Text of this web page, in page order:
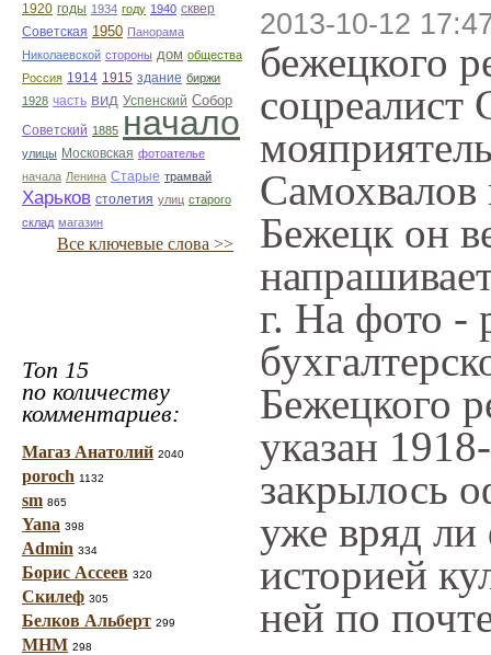
1920 годы 1934 году 1940 сквер
Советская 1950 Панорама
Николаевской стороны дом общества
Россия 1914 1915 здание биржи
1928 часть вид Успенский Собор
Советский 1885 начало
улицы Московская фотоателье
начала Ленина Старые трамвай
Харьков столетия улиц старого
склад магазин
Все ключевые слова >>
Топ 15
по количеству
комментариев:
Магаз Анатолий 2040
poroch 1132
sm 865
Yana 398
Admin 334
Борис Ассеев 320
Скилеф 305
Белков Альберт 299
МНМ 298
2013-10-12
бежецкого
соцреалист
Бежецк он
г. На фото -
Бежецкого
указан
закрылось
уже вряд ли
историей
ней по